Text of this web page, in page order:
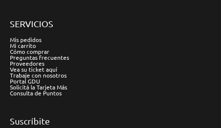
SERVICIOS
Mis pedidos
Mi carrito
Cómo comprar
Preguntas frecuentes
Proveedores
Vea su ticket aquí
Trabaje con nosotros
Portal GDU
Solicitá la Tarjeta Más
Consulta de Puntos
Suscríbite